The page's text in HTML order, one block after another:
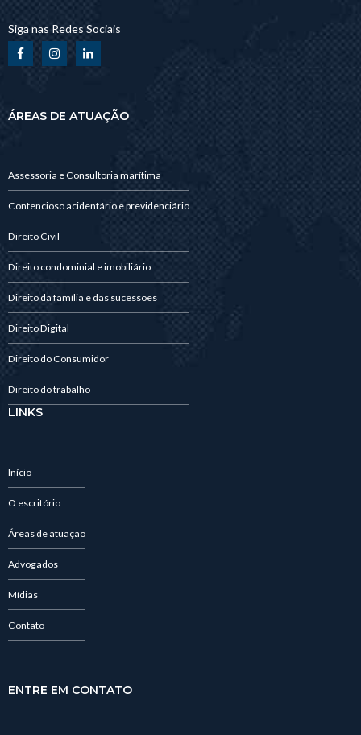
Siga nas Redes Sociais
ÁREAS DE ATUAÇÃO
Assessoria e Consultoria marítima
Contencioso acidentário e previdenciário
Direito Civil
Direito condominial e imobiliário
Direito da família e das sucessões
Direito Digital
Direito do Consumidor
Direito do trabalho
LINKS
Início
O escritório
Áreas de atuação
Advogados
Mídias
Contato
ENTRE EM CONTATO